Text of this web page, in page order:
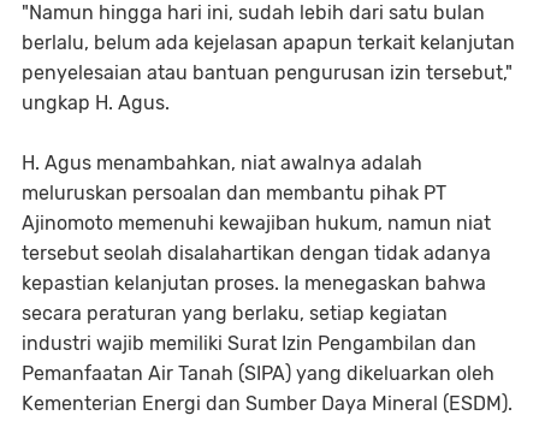
"Namun hingga hari ini, sudah lebih dari satu bulan
berlalu, belum ada kejelasan apapun terkait kelanjutan
penyelesaian atau bantuan pengurusan izin tersebut,"
ungkap H. Agus.
H. Agus menambahkan, niat awalnya adalah
meluruskan persoalan dan membantu pihak PT
Ajinomoto memenuhi kewajiban hukum, namun niat
tersebut seolah disalahartikan dengan tidak adanya
kepastian kelanjutan proses. Ia menegaskan bahwa
secara peraturan yang berlaku, setiap kegiatan
industri wajib memiliki Surat Izin Pengambilan dan
Pemanfaatan Air Tanah (SIPA) yang dikeluarkan oleh
Kementerian Energi dan Sumber Daya Mineral (ESDM).